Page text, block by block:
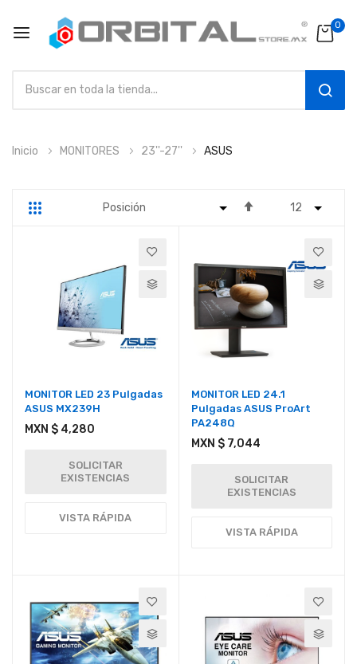
0
alInicio MONITORES 23''-27'' ASUS
Parrilla
MONITOR LED 23 Pulgadas
ASUS MX239H
MXN $ 4,280
SOLICITAR
EXISTENCIAS
VISTA RÁPIDA
MONITOR LED 24.1
Pulgadas ASUS ProArt
PA248Q
MXN $ 7,044
SOLICITAR
EXISTENCIAS
VISTA RÁPIDA